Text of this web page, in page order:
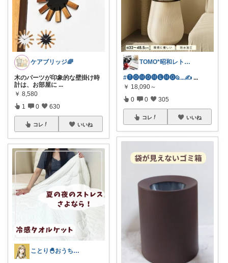
ケアブリッジ🌈
木のパーツが印象的な壁掛け時
計は、お部屋に ...
￥ 8,580
1 0 630
コレ いいね
ことり🐣おうち時間快適＆UV対策
TOMO*昭和レトロ 📷🍎
#🅣🅞︎🅜🅞︎🅜🅔︎🅜🅞︎︎︎︎Ҩ...✍ ...
￥ 18,090～
0 0 305
コレ いいね